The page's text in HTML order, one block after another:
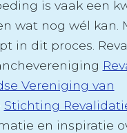
is vaak een
wat nog wél kan.
in dit proces.
Vereniging van
Stichting
en inspiratie